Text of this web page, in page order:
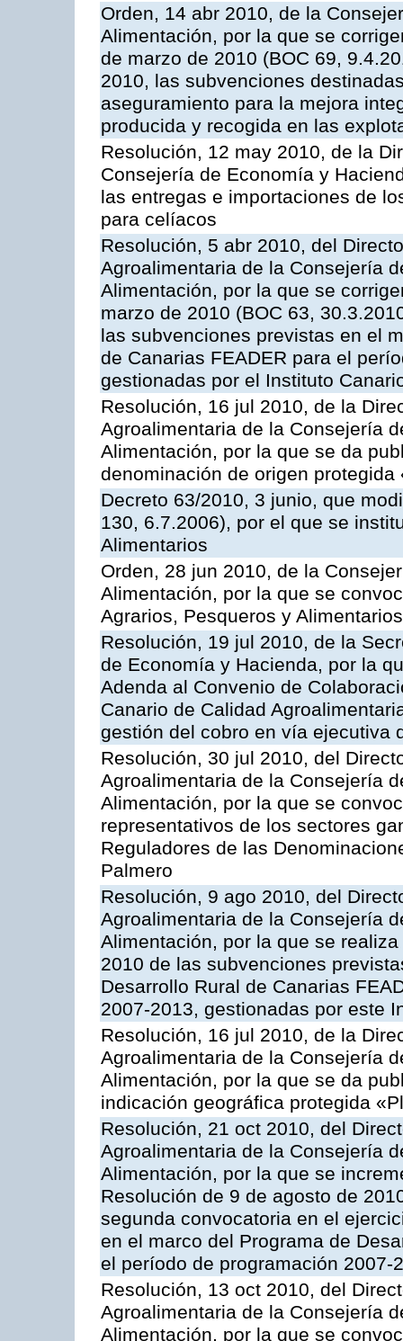
Orden, 14 abr 2010, de la
Alimentación, por la que se
de marzo de 2010 (BOC 69,
2010, las subvenciones
aseguramiento para la mejora
producida y recogida en las
Resolución, 12 may 2010, de la
Consejería de Economía y
las entregas e importaciones de
para celíacos
Resolución, 5 abr 2010, del
Agroalimentaria de la Consejería
Alimentación, por la que se
marzo de 2010 (BOC 63,
las subvenciones previstas en el
de Canarias FEADER para el
gestionadas por el Instituto
Resolución, 16 jul 2010, de la
Agroalimentaria de la Consejería
Alimentación, por la que se da
denominación de origen
Decreto 63/2010, 3 junio, que
130, 6.7.2006), por el que se
Alimentarios
Orden, 28 jun 2010, de la
Alimentación, por la que se
Agrarios, Pesqueros y
Resolución, 19 jul 2010, de la
de Economía y Hacienda, por la
Adenda al Convenio de
Canario de Calidad
gestión del cobro en vía ejecutiva
Resolución, 30 jul 2010, del
Agroalimentaria de la Consejería
Alimentación, por la que se
representativos de los sectores
Reguladores de las
Palmero
Resolución, 9 ago 2010, del
Agroalimentaria de la Consejería
Alimentación, por la que se
2010 de las subvenciones
Desarrollo Rural de Canarias
2007-2013, gestionadas por este
Resolución, 16 jul 2010, de la
Agroalimentaria de la Consejería
Alimentación, por la que se da
indicación geográfica protegida
Resolución, 21 oct 2010, del
Agroalimentaria de la Consejería
Alimentación, por la que se
Resolución de 9 de agosto de
segunda convocatoria en el
en el marco del Programa de
el período de programación
Resolución, 13 oct 2010, del
Agroalimentaria de la Consejería
Alimentación, por la que se